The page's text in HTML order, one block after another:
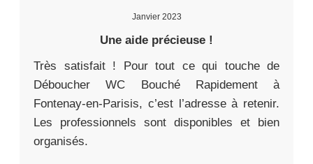
Janvier 2023
Une aide précieuse !
Très satisfait ! Pour tout ce qui touche de
Déboucher WC Bouché Rapidement à
Fontenay-en-Parisis, c’est l’adresse à retenir.
Les professionnels sont disponibles et bien
organisés.